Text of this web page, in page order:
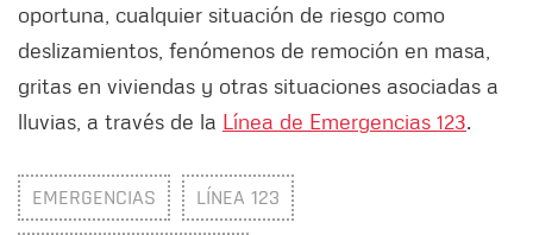
oportuna, cualquier situación de riesgo como
deslizamientos, fenómenos de remoción en masa,
gritas en viviendas y otras situaciones asociadas a
lluvias, a través de la Línea de Emergencias 123.
EMERGENCIAS LÍNEA 123